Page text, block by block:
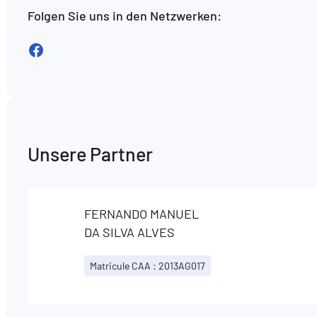
Folgen Sie uns in den Netzwerken:
Facebook
Unsere Partner
FERNANDO MANUEL
DA SILVA ALVES
Matricule CAA : 2013AG017